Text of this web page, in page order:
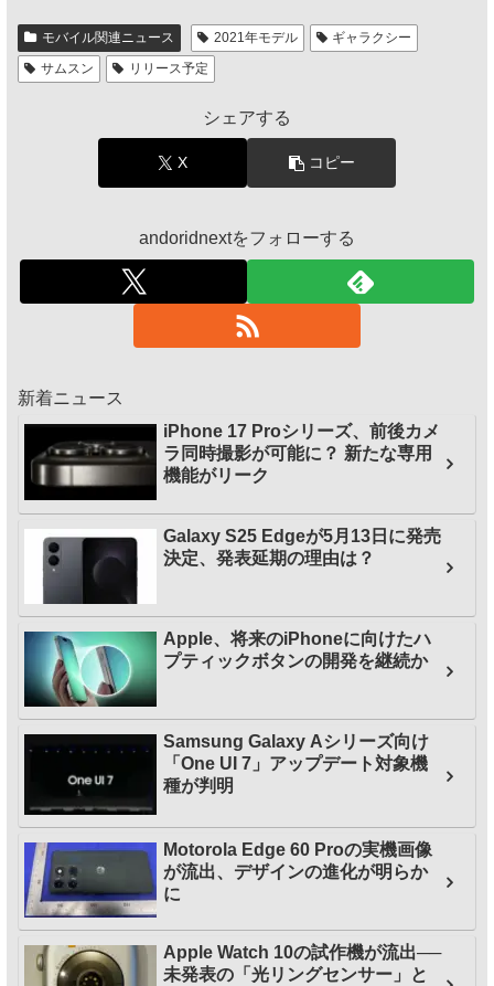
モバイル関連ニュース 2021年モデル
ギャラクシー
サムスン
リリース予定
シェアする
X コピー
andoridnextをフォローする
新着ニュース
iPhone 17 Proシリーズ、前後カメ
ラ同時撮影が可能に？ 新たな専用
機能がリーク
Galaxy S25 Edgeが5月13日に発売
決定、発表延期の理由は？
Apple、将来のiPhoneに向けたハ
プティックボタンの開発を継続か
Samsung Galaxy Aシリーズ向け
「One UI 7」アップデート対象機
種が判明
Motorola Edge 60 Proの実機画像
が流出、デザインの進化が明らか
に
Apple Watch 10の試作機が流出──
未発表の「光リングセンサー」と